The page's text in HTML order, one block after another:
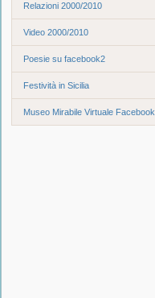
Relazioni 2000/2010
Video 2000/2010
Poesie su facebook2
Festività in Sicilia
Museo Mirabile Virtuale Facebook